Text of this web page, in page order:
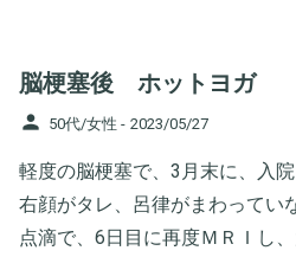
脳梗塞後 ホットヨガ
person 50代/女性 - 2023/05/27
軽度の脳梗塞で、3月末に、入
右顔がタレ、呂律がまわってい
点滴で、6日目に再度ＭＲＩし